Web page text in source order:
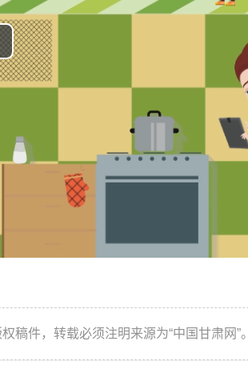
稿件，转载必须注明来源为“中国甘肃网”。